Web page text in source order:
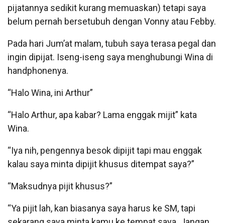
pijatannya sedikit kurang memuaskan) tetapi saya
belum pernah bersetubuh dengan Vonny atau Febby.
Pada hari Jum’at malam, tubuh saya terasa pegal dan
ingin dipijat. Iseng-iseng saya menghubungi Wina di
handphonenya.
“Halo Wina, ini Arthur”
“Halo Arthur, apa kabar? Lama enggak mijit” kata
Wina.
“Iya nih, pengennya besok dipijit tapi mau enggak
kalau saya minta dipijit khusus ditempat saya?”
“Maksudnya pijit khusus?”
“Ya pijit lah, kan biasanya saya harus ke SM, tapi